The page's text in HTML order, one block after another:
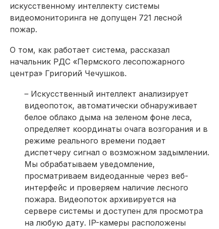
искусственному интеллекту системы
видеомониторинга не допущен 721 лесной
пожар.
О том, как работает система, рассказал
начальник РДС «Пермского лесопожарного
центра» Григорий Чечушков.
– Искусственный интеллект анализирует
видеопоток, автоматически обнаруживает
белое облако дыма на зеленом фоне леса,
определяет координаты очага возгорания и в
режиме реального времени подает
диспетчеру сигнал о возможном задымлении.
Мы обрабатываем уведомление,
просматриваем видеоданные через веб-
интерфейс и проверяем наличие лесного
пожара. Видеопоток архивируется на
сервере системы и доступен для просмотра
на любую дату. IP-камеры расположены